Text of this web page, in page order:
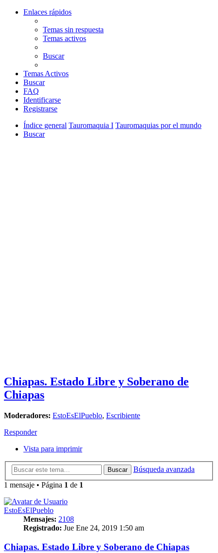
Enlaces rápidos
Temas sin respuesta
Temas activos
Buscar
Temas Activos
Buscar
FAQ
Identificarse
Registrarse
Índice general Tauromaquia I Tauromaquias por el mundo
Buscar
Chiapas. Estado Libre y Soberano de
Chiapas
Moderadores: EstoEsElPueblo, Escribiente
Responder
Vista para imprimir
Buscar
Búsqueda avanzada
1 mensaje • Página 1 de 1
EstoEsElPueblo
Mensajes: 2108
Registrado: Jue Ene 24, 2019 1:50 am
Chiapas. Estado Libre y Soberano de Chiapas